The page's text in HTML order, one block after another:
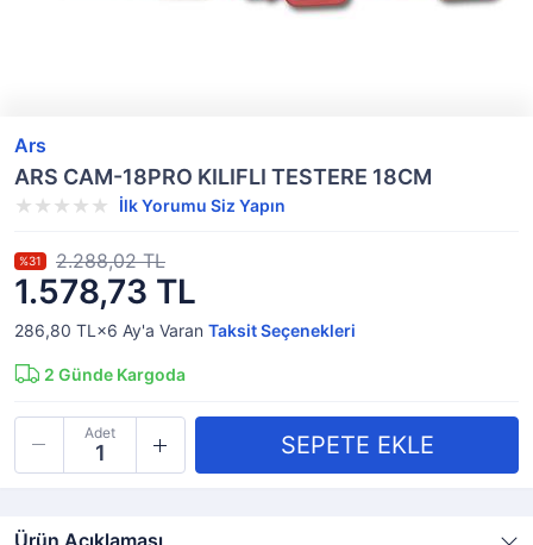
Ars
ARS CAM-18PRO KILIFLI TESTERE 18CM
İlk Yorumu Siz Yapın
1.578,73 TL
%31 2.288,02 TL
286,80 TL×6 Ay'a Varan Taksit Seçenekleri
2 Günde Kargoda
Adet
Ürün Açıklaması